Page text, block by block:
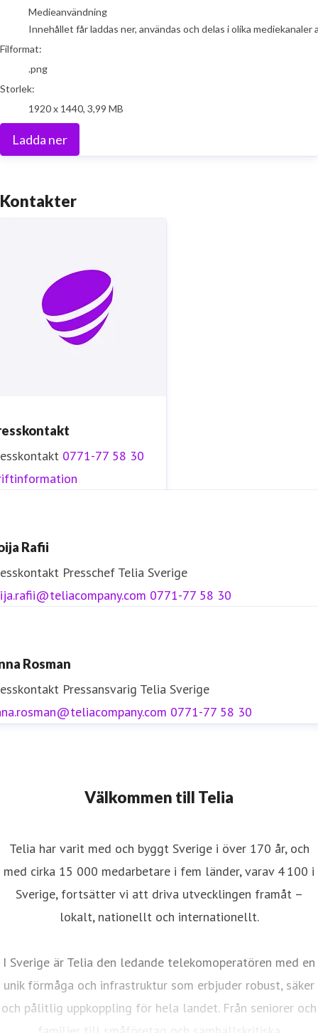
Medieanvändning
Innehållet får laddas ner, användas och delas i olika
Filformat:
.png
Storlek:
1920 x 1440, 3,99 MB
Ladda ner
Kontakter
0771-77 58 30
Rafii
Presschef Telia Sverige
0771-77 58 30
Rosman
Pressansvarig Telia Sverige
0771-77 58 30
Välkommen till Telia
Telia har varit med och byggt Sverige i över 170 år, och
med cirka 15 000 medarbetare i fem länder, varav 4 100 i
Sverige, fortsätter vi att driva utvecklingen framåt –
lokalt, nationellt och internationellt.
I Sverige är Telia den ledande telekomoperatören med en
unik förmåga och infrastruktur som erbjuder robust, säker
och pålitlig uppkoppling för hela landet. Från seniorer och